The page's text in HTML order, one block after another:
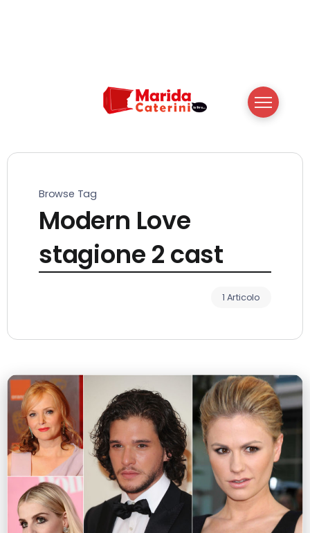
Browse Tag
Modern Love
stagione 2 cast
1 Articolo